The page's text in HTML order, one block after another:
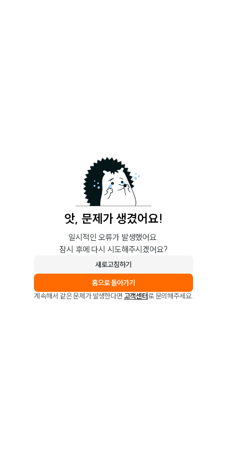
앗, 문제가 생겼어요!
일시적인 오류가 발생했어요.
잠시 후에 다시 시도해주시겠어요?
새로고침하기
홈으로 돌아가기
계속해서 같은 문제가 발생한다면 고객센터로 문의해주세요.